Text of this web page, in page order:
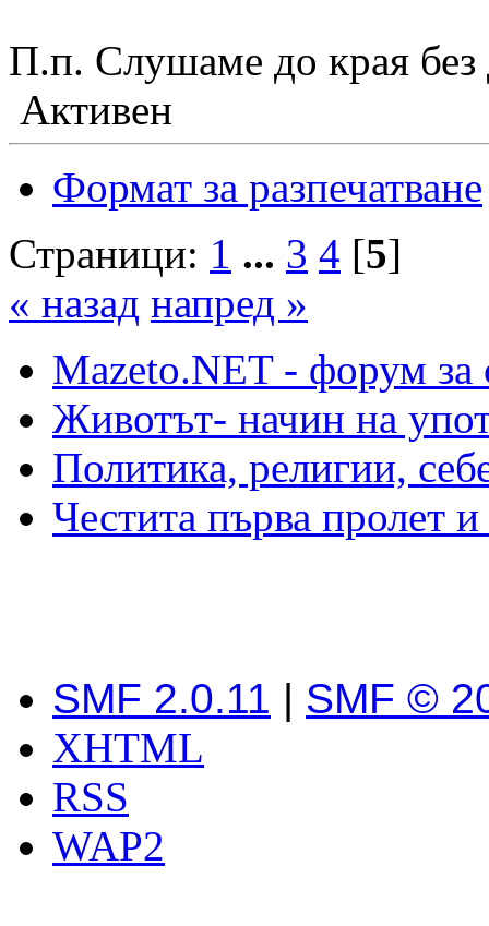
П.п. Слушаме до края без
Активен
Формат за разпечатване
Страници: 1 ... 3 4 [5]
« назад напред »
Mazeto.NET - форум за
Животът- начин на
Политика, религии,
Честита първа
SMF 2.0.11 | SMF ©
XHTML
RSS
WAP2